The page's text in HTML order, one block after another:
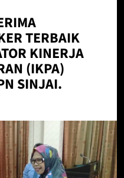
TERBAIK
KINERJA
(IKPA)
SINJAI.